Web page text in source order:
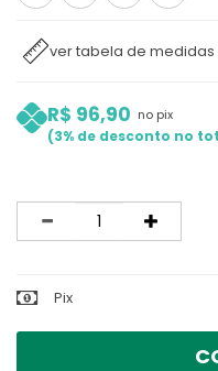
ver tabela de medidas
R$ 96,90
3%
no pix
Quantidade
Pix